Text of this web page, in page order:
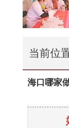
当前位
海口哪家